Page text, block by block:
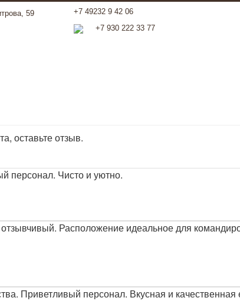
59
+7 49232 9 42 06
+7 930 222 33 77
оставьте отзыв.
персонал. Чисто и уютно.
Расположение идеальное для
Приветливый персонал. Вкусная и качественная